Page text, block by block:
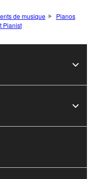
de musique
Pianos
Pianist